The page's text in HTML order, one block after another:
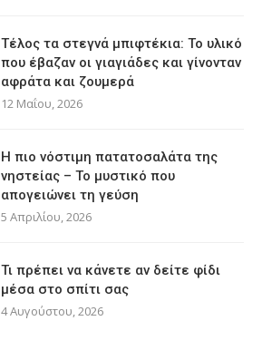
Τέλος τα στεγνά μπιφτέκια: Το υλικό
που έβαζαν οι γιαγιάδες και γίνονταν
αφράτα και ζουμερά
12 Μαΐου, 2026
Η πιο νόστιμη πατατοσαλάτα της
νηστείας – Το μυστικό που
απογειώνει τη γεύση
5 Απριλίου, 2026
Τι πρέπει να κάνετε αν δείτε φίδι
μέσα στο σπίτι σας
4 Αυγούστου, 2026